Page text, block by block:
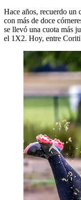
Hace años, recuerdo un
con más de doce
se llevó una cuota más
el 1X2. Hoy, entre